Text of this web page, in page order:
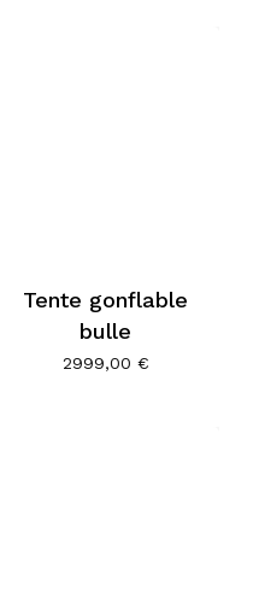
Tente gonflable
bulle
2999,00 €